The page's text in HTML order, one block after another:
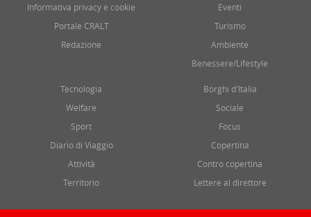
Informativa privacy e cookie
Portale CRALT
Redazione
Eventi
Turismo
Ambiente
Benessere/Lifestyle
Tecnologia
Welfare
Sport
Diario di Viaggio
Attività
Territorio
Borghi d'Italia
Sociale
Focus
Copertina
Contro copertina
Lettere al direttore